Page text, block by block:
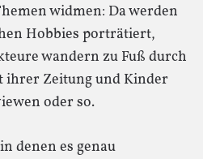
widmen: Da werden
Hobbies porträtiert,
wandern zu Fuß durch
ihrer Zeitung und Kinder
oder so.
denen es genau